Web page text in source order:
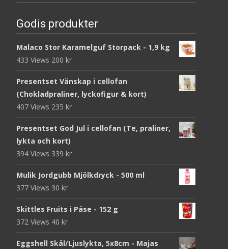
Godis produkter
Malaco Stor Karamelguf Storpack - 1,9 kg
433 Views 200 kr
Presentset Vänskap i cellofan
(Chokladpraliner, lyckofigur & kort)
407 Views 235 kr
Presentset God Jul i cellofan (Te, praliner,
lykta och kort)
394 Views 339 kr
Mulik Jordgubb Mjölkdryck - 500 ml
377 Views 30 kr
Skittles Fruits i Påse - 152 g
372 Views 40 kr
Eggshell Skål/Ljuslykta, 5x8cm - Majas